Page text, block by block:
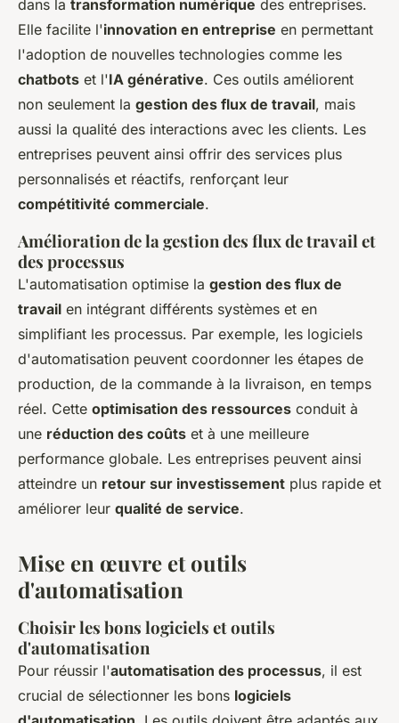
dans la transformation numérique des entreprises.
Elle facilite l'innovation en entreprise en permettant
l'adoption de nouvelles technologies comme les
chatbots et l'IA générative. Ces outils améliorent
non seulement la gestion des flux de travail, mais
aussi la qualité des interactions avec les clients. Les
entreprises peuvent ainsi offrir des services plus
personnalisés et réactifs, renforçant leur
compétitivité commerciale.
Amélioration de la gestion des flux de travail et
des processus
L'automatisation optimise la gestion des flux de
travail en intégrant différents systèmes et en
simplifiant les processus. Par exemple, les logiciels
d'automatisation peuvent coordonner les étapes de
production, de la commande à la livraison, en temps
réel. Cette optimisation des ressources conduit à
une réduction des coûts et à une meilleure
performance globale. Les entreprises peuvent ainsi
atteindre un retour sur investissement plus rapide et
améliorer leur qualité de service.
Mise en œuvre et outils
d'automatisation
Choisir les bons logiciels et outils
d'automatisation
Pour réussir l'automatisation des processus, il est
crucial de sélectionner les bons logiciels